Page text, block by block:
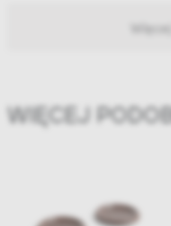
WIĘCEJ